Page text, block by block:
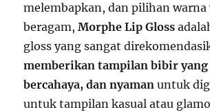
melembapkan, dan pilihan warna
beragam,Morphe Lip Gloss
gloss yang sangat
memberikan tampilan bibir yang
bercahaya, dan nyaman untuk
untuk tampilan kasual atau